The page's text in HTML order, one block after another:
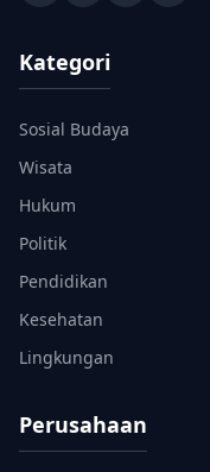
Kategori
Sosial Budaya
Wisata
Hukum
Politik
Pendidikan
Kesehatan
Lingkungan
Perusahaan